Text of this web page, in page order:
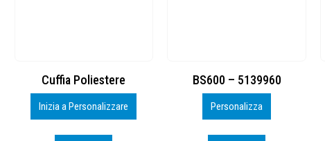
BS600 – 5139960
Personalizza
Toppe ricamate in HD
Personalizza